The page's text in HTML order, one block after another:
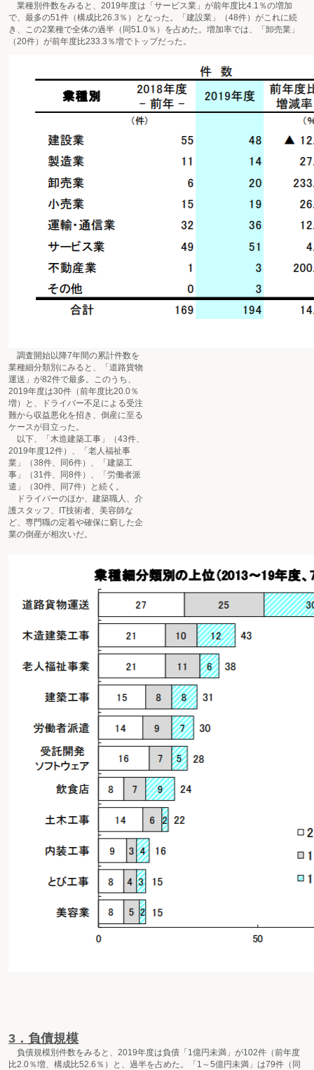
業種別件数をみると、2019年度は「サービス業」が前年度比4.1％の増加
で、最多の51件（構成比26.3％）となった。「建設業」（48件）がこれに続
き、この2業種で全体の過半（同51.0％）を占めた。増加率では、「卸売業」
（20件）が前年度比233.3％増でトップだった。
調査開始以降7年間の累計件数を
業種細分類別にみると、「道路貨物
運送」が82件で最多。このうち、
2019年度は30件（前年度比20.0％
増）と、ドライバー不足による受注
難から収益悪化を招き、倒産に至る
ケースが目立った。
以下、「木造建築工事」（43件、
2019年度12件）、「老人福祉事
業」（38件、同6件）、「建築工
事」（31件、同8件）、「労働者派
遣」（30件、同7件）と続く。
ドライバーのほか、建築職人、介
護スタッフ、IT技術者、美容師な
ど、専門職の定着や確保に窮した企
業の倒産が相次いだ。
3．負債規模
負債規模別件数をみると、2019年度は負債「1億円未満」が102件（前年度
比2.0％増、構成比52.6％）と、過半を占めた。「1～5億円未満」は79件（同